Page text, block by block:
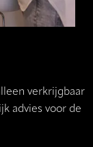
verkrijgbaar
advies voor de